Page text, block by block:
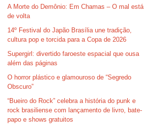
A Morte do Demônio: Em Chamas – O mal está
de volta
14º Festival do Japão Brasília une tradição,
cultura pop e torcida para a Copa de 2026
Supergirl: divertido faroeste espacial que ousa
além das páginas
O horror plástico e glamouroso de “Segredo
Obscuro”
“Bueiro do Rock” celebra a história do punk e
rock brasiliense com lançamento de livro, bate-
papo e shows gratuitos